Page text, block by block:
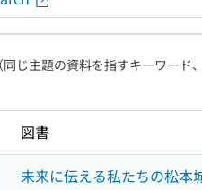
じ主題の資料を指すキーワード
図書
未来に伝える私たちの松本